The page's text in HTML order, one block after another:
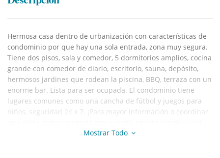
Hermosa casa dentro de urbanización con características de
condominio por que hay una sola entrada, zona muy segura.
Tiene dos pisos, sala y comedor, 5 dormitorios amplios, cocina
grande con comedor de diario, escritorio, sauna, depósito,
hermosos jardines que rodean la piscina, BBQ, terraza con un
enorme bar. Lista para ser ocupada. El condominio tiene
lugares comunes como una cancha de fútbol y juegos para
niños, seguridad 24 x 7. ¡Para mayor información o coordinar
Mostrar Todo